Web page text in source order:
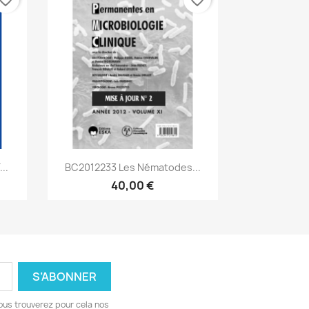
Aperçu rapide
BC2012233 Les Nématodes...
40,00 €
trouverez pour cela nos